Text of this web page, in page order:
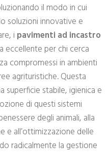
il modo in cui
soluzioni innovative e
i pavimenti ad incastro
eccellente per chi cerca
compromessi in ambienti
agrituristiche. Questa
superficie stabile, igienica e
di questi sistemi
degli animali, alla
e all’ottimizzazione delle
radicalmente la gestione